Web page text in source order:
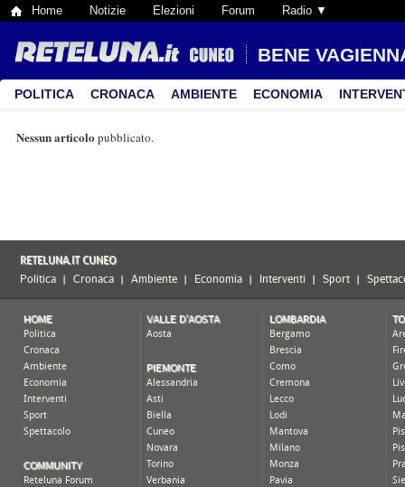
Home Notizie Elezioni Forum Radio ▼
BENE
POLITICA CRONACA AMBIENTE ECONOMIA
Nessun articolo pubblicato.